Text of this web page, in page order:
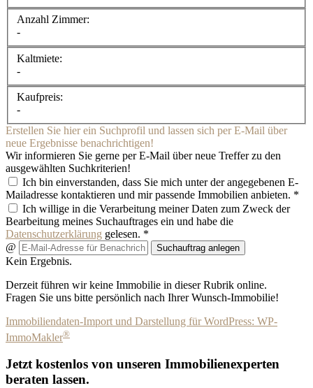
Anzahl Zimmer:
-
Kaltmiete:
-
Kaufpreis:
-
Erstellen Sie hier ein Suchprofil und lassen sich per E-Mail über
neue Ergebnisse benachrichtigen!
Wir informieren Sie gerne per E-Mail über neue Treffer zu den
ausgewählten Suchkriterien!
Ich bin einverstanden, dass Sie mich unter der angegebenen E-
Mailadresse kontaktieren und mir passende Immobilien anbieten. *
Ich willige in die Verarbeitung meiner Daten zum Zweck der
Bearbeitung meines Suchauftrages ein und habe die
Datenschutzerklärung gelesen. *
@
Suchauftrag anlegen
Kein Ergebnis.
Derzeit führen wir keine Immobilie in dieser Rubrik online.
Fragen Sie uns bitte persönlich nach Ihrer Wunsch-Immobilie!
Immobiliendaten-Import und Darstellung für WordPress: WP-
ImmoMakler®
Jetzt kostenlos von unseren Immobilienexperten
beraten lassen.